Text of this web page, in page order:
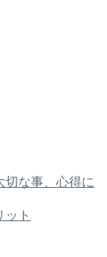
切な事、心得に
ット